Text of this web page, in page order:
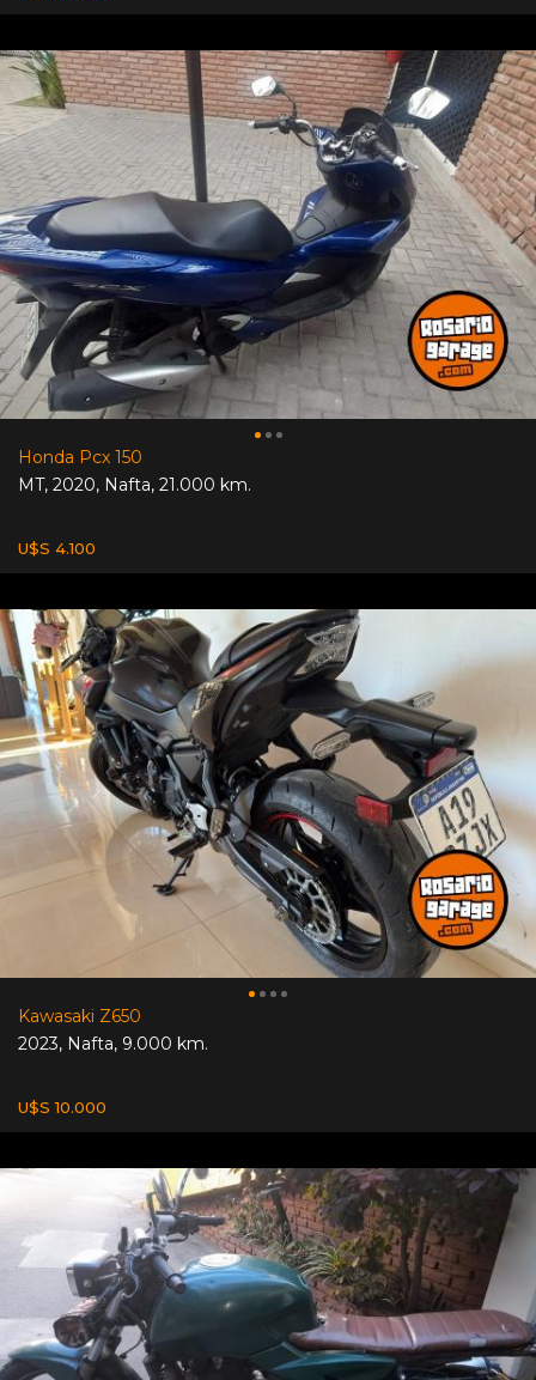
Honda Pcx 150
MT, 2020, Nafta, 21.000 km.
U$S 4.100
Kawasaki Z650
2023, Nafta, 9.000 km.
U$S 10.000